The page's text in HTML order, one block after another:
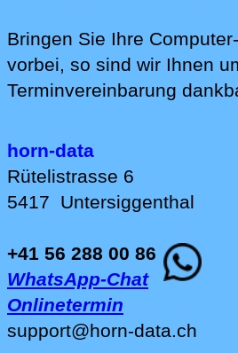
Bringen Sie Ihre
vorbei, so sind wir Ih‍nen
Terminvereinbarung
horn-data
Rütelistrasse 6
5417 Untersiggenthal
+41 56 288 00 86
WhatsApp-Chat
Onlinetermin
support@horn-data.ch